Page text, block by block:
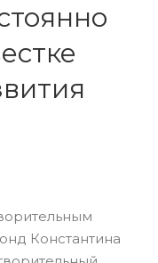
Константина